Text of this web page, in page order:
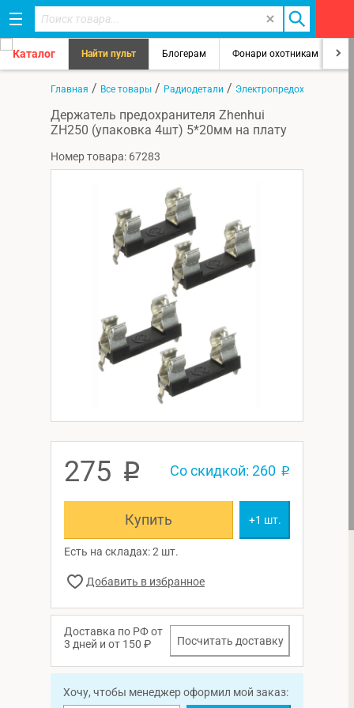
Каталог Найти пульт Блогерам Фонари охотникам
Главная / Все товары / Радиодетали / Электропредохранители
Держатель предохранителя Zhenhui
ZH250 (упаковка 4шт) 5*20мм на плату
Номер товара: 67283
275 p Со скидкой: 260 p
Купить +1 шт.
Есть на складах: 2 шт.
Доставка по РФ от
3 дней и от 150 ₽
Посчитать доставку
Хочу, чтобы менеджер оформил мой заказ: